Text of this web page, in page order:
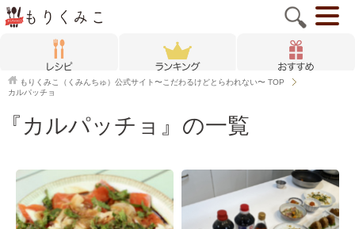
もりくみこ（くみんちゅ）公式サイト〜こだわるけどとらわれない〜 TOP
カルパッチョ
『カルパッチョ』の一覧